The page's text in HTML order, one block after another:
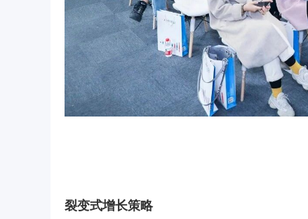
裂变式增长策略